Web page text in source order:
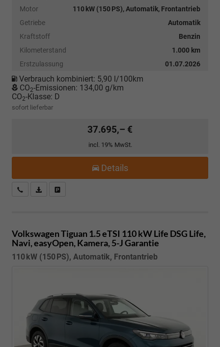
Motor
110 kW (150 PS), Automatik, Frontantrieb
Getriebe
Automatik
Kraftstoff
Benzin
Kilometerstand
1.000 km
Erstzulassung
01.07.2026
Verbrauch kombiniert: 5,90 l/100km
CO2-Emissionen: 134,00 g/km
CO2-Klasse: D
sofort lieferbar
37.695,– €
incl. 19% MwSt.
Details
Kostenloser Rückruf-Service
PDF-Datei, Fahrzeugexposé drucken
Volkswagen Tiguan1.5 eTSI 110 kW Life DSG Life,
Navi, easyOpen, Kamera, 5-J Garantie
110 kW (150 PS), Automatik, Frontantrieb